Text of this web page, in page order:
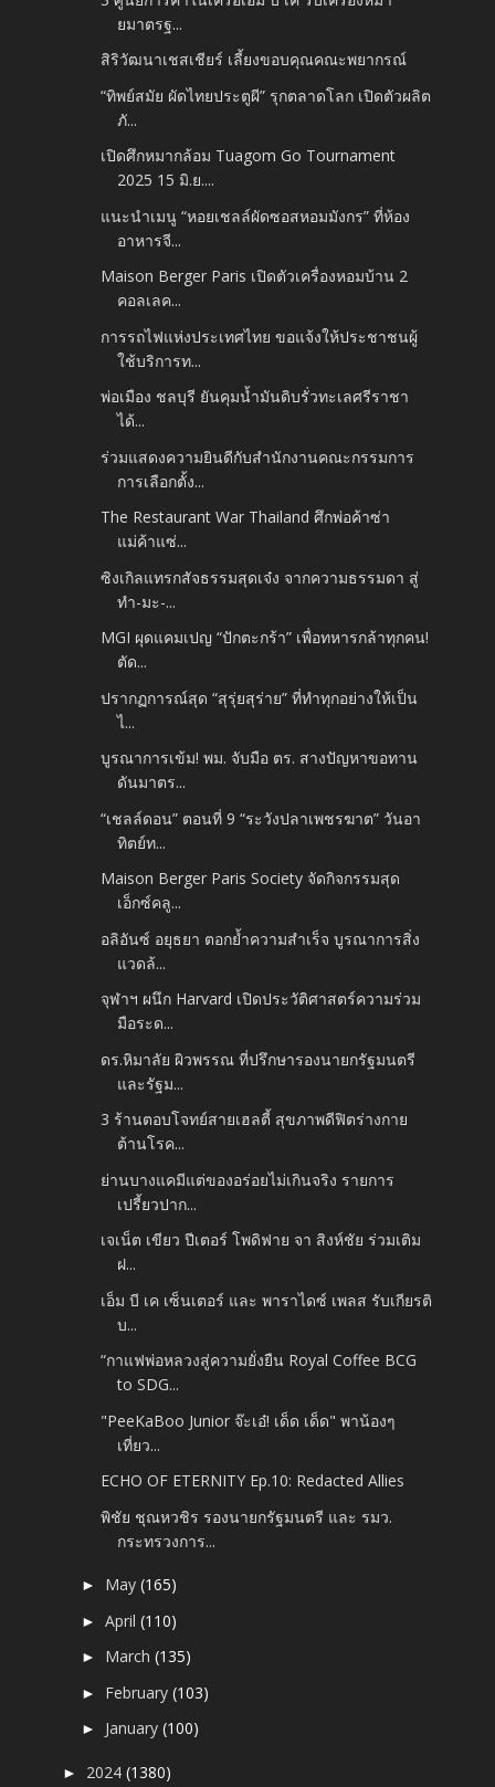
ยมาตรฐ...
สิริวัฒนาเชสเชียร์ เลี้ยงขอบคุณคณะพยากรณ์
“ทิพย์สมัย ผัดไทยประตูผี” รุกตลาดโลก เปิดตัวผลิต
ภั...
เปิดศึกหมากล้อม Tuagom Go Tournament
2025 15 มิ.ย....
แนะนำเมนู “หอยเชลล์ผัดซอสหอมมังกร” ที่ห้อง
อาหารจี...
Maison Berger Paris เปิดตัวเครื่องหอมบ้าน 2
คอลเลค...
การรถไฟแห่งประเทศไทย ขอแจ้งให้ประชาชนผู้
ใช้บริการท...
พ่อเมือง ชลบุรี ยันคุมน้ำมันดิบรั่วทะเลศรีราชา
ได้...
ร่วมแสดงความยินดีกับสำนักงานคณะกรรมการ
การเลือกตั้ง...
The Restaurant War Thailand ศึกพ่อค้าซ่า
แม่ค้าแซ่...
ซิงเกิลแทรกสัจธรรมสุดเจ๋ง จากความธรรมดา สู่
ทำ-มะ-...
MGI ผุดแคมเปญ “ปักตะกร้า” เพื่อทหารกล้าทุกคน!
ตัด...
ปรากฏการณ์สุด “สุรุ่ยสุร่าย” ที่ทำทุกอย่างให้เป็น
ไ...
บูรณาการเข้ม! พม. จับมือ ตร. สางปัญหาขอทาน
ดันมาตร...
“เชลล์ดอน” ตอนที่ 9 “ระวังปลาเพชรฆาต” วันอา
ทิตย์ท...
Maison Berger Paris Society จัดกิจกรรมสุด
เอ็กซ์คลู...
อลิอันซ์ อยุธยา ตอกย้ำความสำเร็จ บูรณาการสิ่ง
แวดล้...
จุฬาฯ ผนึก Harvard เปิดประวัติศาสตร์ความร่วม
มือระด...
ดร.หิมาลัย ผิวพรรณ ที่ปรึกษารองนายกรัฐมนตรี
และรัฐม...
3 ร้านตอบโจทย์สายเฮลตี้ สุขภาพดีฟิตร่างกาย
ต้านโรค...
ย่านบางแคมีแต่ของอร่อยไม่เกินจริง รายการ
เปรี้ยวปาก...
เจเน็ต เขียว ปีเตอร์ โพดิฟาย จา สิงห์ชัย ร่วมเติม
ฝ...
เอ็ม บี เค เซ็นเตอร์ และ พาราไดซ์ เพลส รับเกียรติ
บ...
“กาแฟพ่อหลวงสู่ความยั่งยืน Royal Coffee BCG
to SDG...
"PeeKaBoo Junior จ๊ะเอ๋! เด็ด เด็ด" พาน้องๆ
เที่ยว...
ECHO OF ETERNITY Ep.10: Redacted Allies
พิชัย ชุณหวชิร รองนายกรัฐมนตรี และ รมว.
กระทรวงการ...
► May(165)
►April(110)
► March(135)
► February(103)
► January(100)
► 2024(1380)